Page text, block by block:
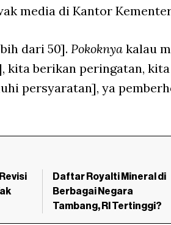
media di Kantor
dari 50]. Pokoknya kalau
kita berikan peringatan,
persyaratan], ya
Daftar Royalti Mineral di
Berbagai Negara
Tambang, RI Tertinggi?